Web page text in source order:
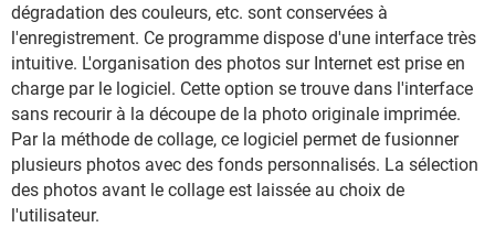
dégradation des couleurs, etc. sont conservées à
l'enregistrement. Ce programme dispose d'une interface très
intuitive. L'organisation des photos sur Internet est prise en
charge par le logiciel. Cette option se trouve dans l'interface
sans recourir à la découpe de la photo originale imprimée.
Par la méthode de collage, ce logiciel permet de fusionner
plusieurs photos avec des fonds personnalisés. La sélection
des photos avant le collage est laissée au choix de
l'utilisateur.